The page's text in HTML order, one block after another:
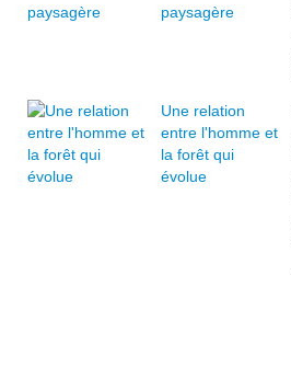
paysagère
Une relation
entre l'homme et
la forêt qui
évolue